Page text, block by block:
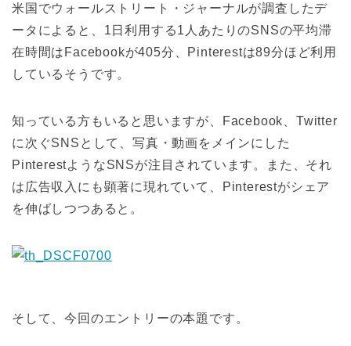
米国でウォールストリート・ジャーナルが調査したデ
ータによると、1日利用する1人あたりのSNSの平均滞
在時間はFacebookが405分、Pinterestは89分ほど利用
しているそうです。
知っている方もいると思いますが、Facebook、Twitter
に次ぐSNSとして、写真・動画をメインにした
PinterestようなSNSが注目されています。また、それ
は広告収入にも顕著に現れていて、Pinterestがシェア
を伸ばしつつあると。
そして、今回のエントリーの本題です。